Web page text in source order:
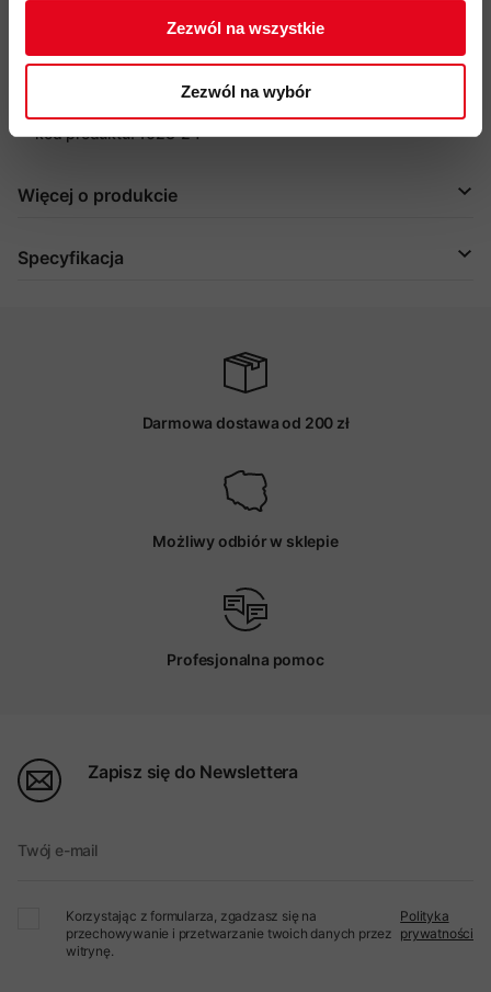
Zezwól na wszystkie
Zezwól na wybór
od PFAS, materiały pochodzące z recyklingu, certyfikat Oeko-
kod produktu: 1023-24
Więcej o produkcie
Specyfikacja
Darmowa dostawa od 200 zł
Możliwy odbiór w sklepie
Profesjonalna pomoc
Zapisz się do Newslettera
Twój e-mail
Korzystając z formularza, zgadzasz się na
przechowywanie i przetwarzanie twoich danych przez
witrynę.
Polityka
prywatności